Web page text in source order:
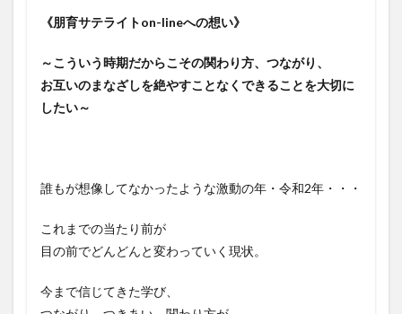
《朋育サテライトon-lineへの想い》
～こういう時期だからこその関わり方、つながり、
お互いのまなざしを絶やすことなくできることを大切に
したい～
誰もが想像してなかったような激動の年・令和2年・・・
これまでの当たり前が
目の前でどんどんと変わっていく現状。
今まで信じてきた学び、